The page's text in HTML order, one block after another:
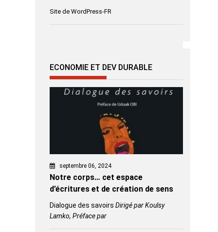
Site de WordPress-FR
ECONOMIE ET DEV DURABLE
septembre 06, 2024
Notre corps… cet espace
d’écritures et de création de sens
Dialogue des savoirs Dirigé par Koulsy
Lamko, Préface par